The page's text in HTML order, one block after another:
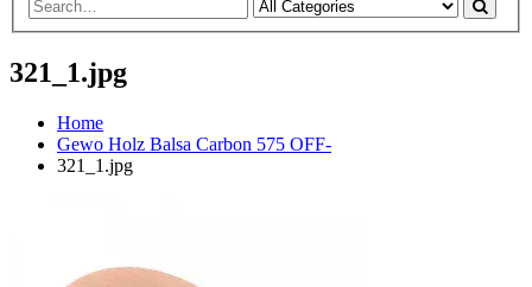
321_1.jpg
Home
Gewo Holz Balsa Carbon 575 OFF-
321_1.jpg